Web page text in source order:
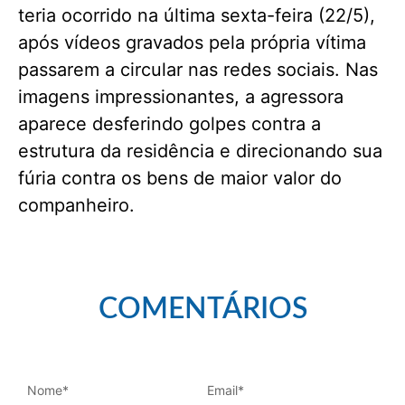
teria ocorrido na última sexta-feira (22/5),
após vídeos gravados pela própria vítima
passarem a circular nas redes sociais. Nas
imagens impressionantes, a agressora
aparece desferindo golpes contra a
estrutura da residência e direcionando sua
fúria contra os bens de maior valor do
companheiro.
COMENTÁRIOS
Nome* Email*